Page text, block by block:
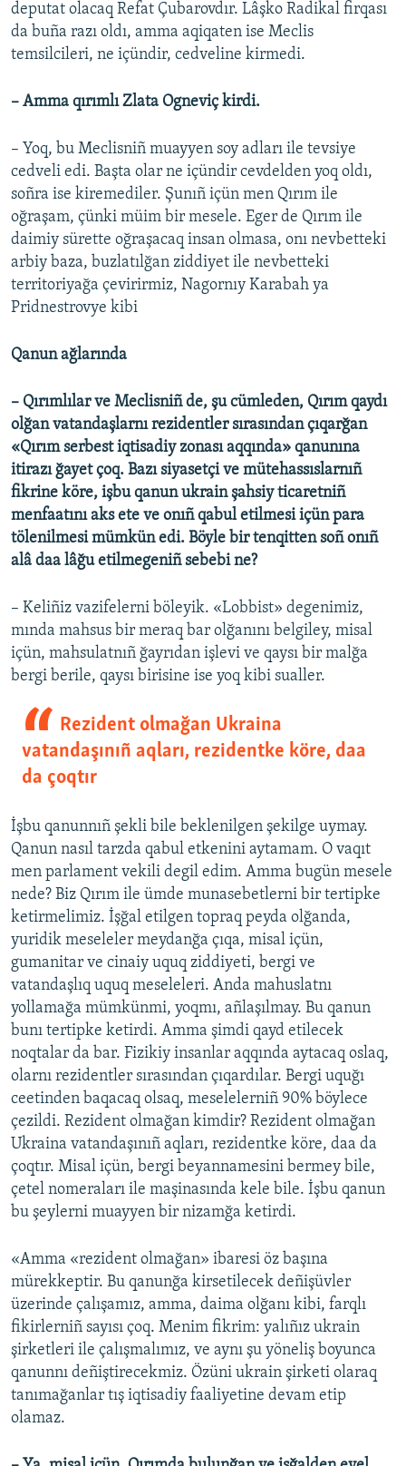
deputat olacaq Refat Çubarovdır. Lâşko Radikal firqası
da buña razı oldı, amma aqiqaten ise Meclis
temsilcileri, ne içündir, cedveline kirmedi.
– Amma qırımlı Zlata Ogneviç kirdi.
– Yoq, bu Meclisniñ muayyen soy adları ile tevsiye
cedveli edi. Başta olar ne içündir cevdelden yoq oldı,
soñra ise kiremediler. Şunıñ içün men Qırım ile
oğraşam, çünki müim bir mesele. Eger de Qırım ile
daimiy sürette oğraşacaq insan olmasa, onı nevbetteki
arbiy baza, buzlatılğan ziddiyet ile nevbetteki
territoriyağa çevirirmiz, Nagornıy Karabah ya
Pridnestrovye kibi
Qanun ağlarında
– Qırımlılar ve Meclisniñ de, şu cümleden, Qırım qaydı
olğan vatandaşlarnı rezidentler sırasından çıqarğan
«Qırım serbest iqtisadiy zonası aqqında» qanunına
itirazı ğayet çoq. Bazı siyasetçi ve mütehassıslarnıñ
fikrine köre, işbu qanun ukrain şahsiy ticaretniñ
menfaatını aks ete ve onıñ qabul etilmesi içün para
tölenilmesi mümkün edi. Böyle bir tenqitten soñ onıñ
alâ daa lâğu etilmegeniñ sebebi ne?
– Keliñiz vazifelerni böleyik. «Lobbist» degenimiz,
mında mahsus bir meraq bar olğanını belgiley, misal
içün, mahsulatnıñ ğayrıdan işlevi ve qaysı bir malğa
bergi berile, qaysı birisine ise yoq kibi sualler.
Rezident olmağan Ukraina
vatandaşınıñ aqları, rezidentke köre, daa
da çoqtır
İşbu qanunnıñ şekli bile beklenilgen şekilge uymay.
Qanun nasıl tarzda qabul etkenini aytamam. O vaqıt
men parlament vekili degil edim. Amma bugün mesele
nede? Biz Qırım ile ümde munasebetlerni bir tertipke
ketirmelimiz. İşğal etilgen topraq peyda olğanda,
yuridik meseleler meydanğa çıqa, misal içün,
gumanitar ve cinaiy uquq ziddiyeti, bergi ve
vatandaşlıq uquq meseleleri. Anda mahuslatnı
yollamağa mümkünmi, yoqmı, añlaşılmay. Bu qanun
bunı tertipke ketirdi. Amma şimdi qayd etilecek
noqtalar da bar. Fizikiy insanlar aqqında aytacaq oslaq,
olarnı rezidentler sırasından çıqardılar. Bergi uquğı
ceetinden baqacaq olsaq, meselelerniñ 90% böylece
çezildi. Rezident olmağan kimdir? Rezident olmağan
Ukraina vatandaşınıñ aqları, rezidentke köre, daa da
çoqtır. Misal içün, bergi beyannamesini bermey bile,
çetel nomeraları ile maşinasında kele bile. İşbu qanun
bu şeylerni muayyen bir nizamğa ketirdi.
«Amma «rezident olmağan» ibaresi öz başına
mürekkeptir. Bu qanunğa kirsetilecek deñişüvler
üzerinde çalışamız, amma, daima olğanı kibi, farqlı
fikirlerniñ sayısı çoq. Menim fikrim: yalıñız ukrain
şirketleri ile çalışmalımız, ve aynı şu yöneliş boyunca
qanunnı deñiştirecekmiz. Özüni ukrain şirketi olaraq
tanımağanlar tış iqtisadiy faaliyetine devam etip
olamaz.